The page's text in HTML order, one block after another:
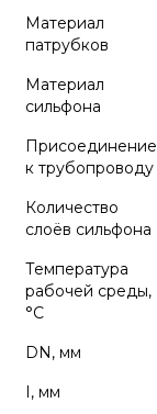
Материал
патрубков
Материал
сильфона
Присоединение
к трубопроводу
Количество
слоёв сильфона
Температура
рабочей среды,
°С
DN, мм
I, мм